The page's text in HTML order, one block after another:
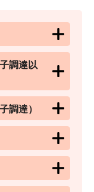
調達以
調達）